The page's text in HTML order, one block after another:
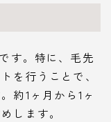
す。特に、毛先
を行うことで、
約1ヶ月から1ヶ
します。